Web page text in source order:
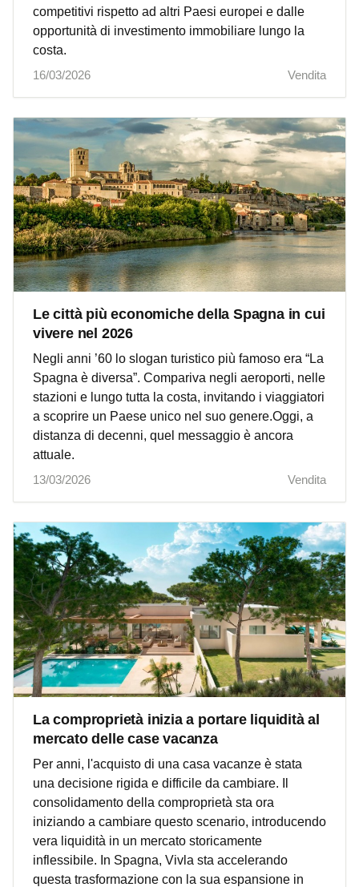
competitivi rispetto ad altri Paesi europei e dalle
opportunità di investimento immobiliare lungo la
costa.
16/03/2026
Vendita
Le città più economiche della Spagna in cui
vivere nel 2026
Negli anni ’60 lo slogan turistico più famoso era “La
Spagna è diversa”. Compariva negli aeroporti, nelle
stazioni e lungo tutta la costa, invitando i viaggiatori
a scoprire un Paese unico nel suo genere.Oggi, a
distanza di decenni, quel messaggio è ancora
attuale.
13/03/2026
Vendita
La comproprietà inizia a portare liquidità al
mercato delle case vacanza
Per anni, l'acquisto di una casa vacanze è stata
una decisione rigida e difficile da cambiare. Il
consolidamento della comproprietà sta ora
iniziando a cambiare questo scenario, introducendo
vera liquidità in un mercato storicamente
inflessibile. In Spagna, Vivla sta accelerando
questa trasformazione con la sua espansione in